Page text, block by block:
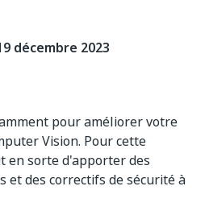
décembre 2023
pour améliorer votre
Vision. Pour cette
en sorte d'apporter des
et des correctifs de sécurité à